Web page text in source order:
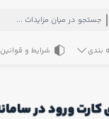
بندی شرایط و قوانین